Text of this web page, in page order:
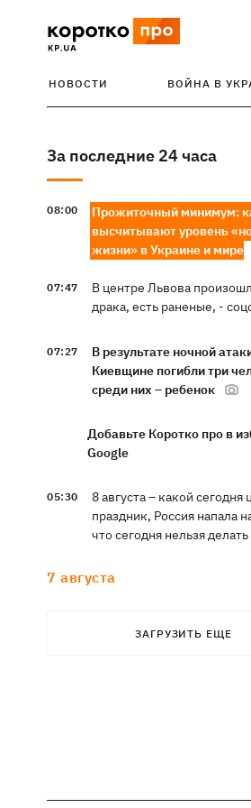
НОВОСТИ ВОЙНА В
За последние 24 часа
08:00
Прожиточный минимум:
высчитывают уровень
жизни» в Украине и мире
07:47
В центре Львова
драка, есть раненые, -
07:27
В результате ночной
Киевщине погибли три
среди них – ребенок
Добавьте Коротко про в
Google
05:30
8 августа – какой
праздник, Россия напала
что сегодня нельзя делать
7 августа
Оли Поляковой с
ЗАГРУЗИТЬ ЕЩЕ